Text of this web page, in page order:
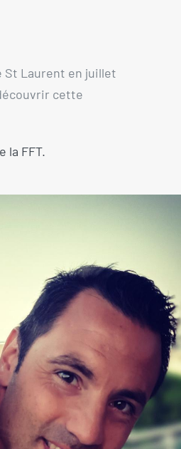
St Laurent en juillet
cette
la FFT.